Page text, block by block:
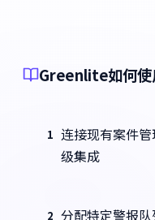
Greenlite如何使
1 连接现有案件
级集成
2 分配特定警报队